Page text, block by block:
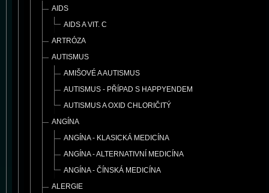
AIDS
AIDS A VIT. C
ARTRÓZA
AUTISMUS
AMIŠOVÉ A AUTISMUS
AUTISMUS - PŘÍPAD S HAPPYENDEM
AUTISMUS A OXID CHLORIČITÝ
ANGÍNA
ANGÍNA - KLASICKÁ MEDICÍNA
ANGÍNA - ALTERNATIVNÍ MEDICÍNA
ANGÍNA - ČÍNSKÁ MEDICÍNA
ALERGIE